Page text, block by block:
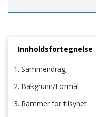
Innholdsfortegnelse
1. Sammendrag
2. Bakgrunn/Formål
3. Rammer for tilsynet